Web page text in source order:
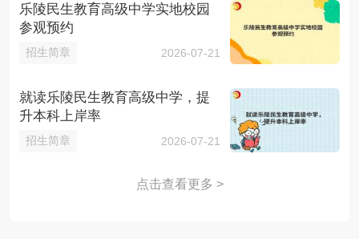
乐陵民生教育高级中学实地校园
参观预约
招生简章 2026-07-21
就读乐陵民生教育高级中学，提
升本科上岸率
招生简章 2026-07-21
点击查看更多 >